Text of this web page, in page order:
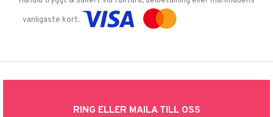
vanligaste kort.
RING ELLER MAILA TILL OSS